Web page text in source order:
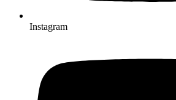
Instagram